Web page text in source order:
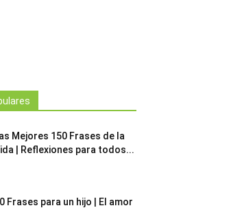
Mejores 150 Frases de la
| Reflexiones para todos...
Frases para un hijo | El amor